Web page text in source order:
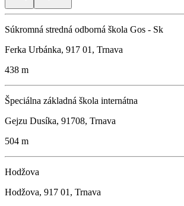
Súkromná stredná odborná škola Gos - Sk
Ferka Urbánka, 917 01, Trnava
438 m
Špeciálna základná škola internátna
Gejzu Dusíka, 91708, Trnava
504 m
Hodžova
Hodžova, 917 01, Trnava